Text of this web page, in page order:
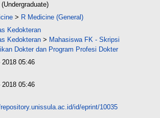
> R Medicine (General)
Kedokteran
Kedokteran > Mahasiswa FK - Skripsi
Dokter dan Program Profesi Dokter
2018 05:46
2018 05:46
id/eprint/10035